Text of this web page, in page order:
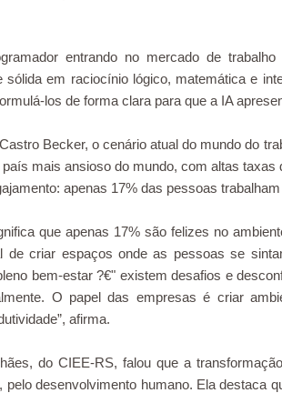
entrando no mercado de
sólida em raciocínio lógico, matemática e
los de forma clara para que a IA
Becker, o cenário atual do mundo do
mais ansioso do mundo, com altas
apenas 17% das pessoas
que apenas 17% são felizes no
de criar espaços onde as pessoas se
bem-estar ?€" existem desafios e
O papel das empresas é criar
afirma.
do CIEE-RS, falou que a
pelo desenvolvimento humano. Ela destaca